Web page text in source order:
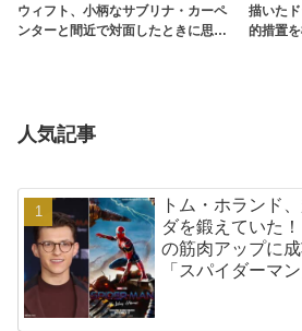
ウィフト、小柄なサブリナ・カーペ
ンターと間近で対面したときに思わ
描いた
的措置
は・・
人気記事
トム・ホランド
ダを鍛えていた
の筋肉アップに
「スパイダーマ